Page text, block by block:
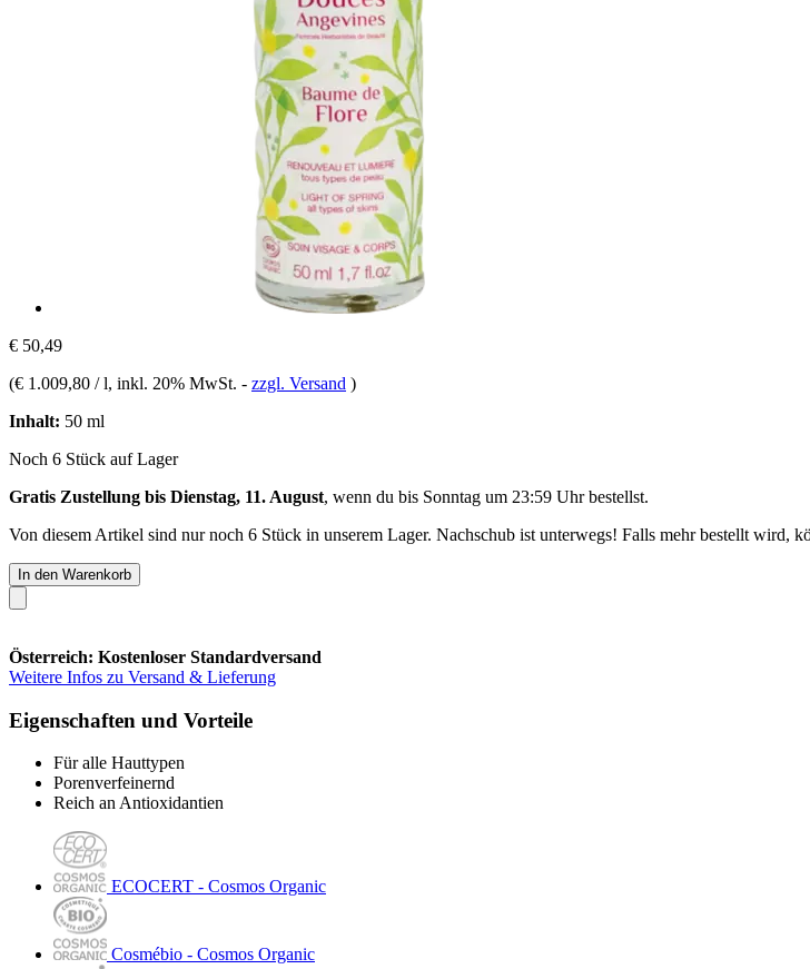
€ 50,49
(€ 1.009,80 / l, inkl. 20% MwSt. - zzgl. Versand )
Inhalt: 50 ml
Noch 6 Stück auf Lager
Gratis Zustellung bis Dienstag, 11. August, wenn du bis Sonntag um 23:59 Uhrbestellst.
Von diesem Artikel sind nur noch 6 Stück in unserem Lager. Nachschub ist unterwegs! Falls mehr bestellt wird,
In den Warenkorb
Österreich: Kostenloser Standardversand
Weitere Infos zu Versand & Lieferung
Eigenschaften und Vorteile
Für alle Hauttypen
Porenverfeinernd
Reich an Antioxidantien
ECOCERT - Cosmos Organic
Cosmébio - Cosmos Organic